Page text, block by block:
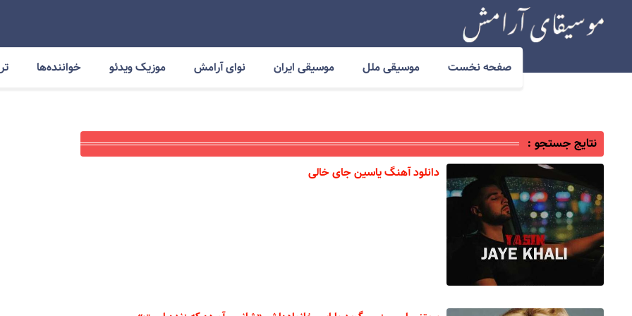
صفحه نخست موسیقی ملل موسیقی ایران نوای آرامش موزیک ویدئو خواننده‌ها
نتایج جستجو :
دانلود آهنگ یاسین جای خالی